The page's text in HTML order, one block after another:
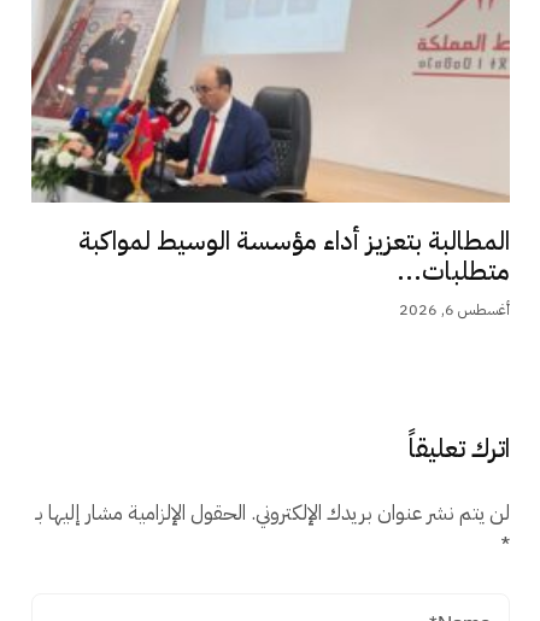
المطالبة بتعزيز أداء مؤسسة الوسيط لمواكبة
متطلبات...
أغسطس 6, 2026
اترك تعليقاً
لن يتم نشر عنوان بريدك الإلكتروني. الحقول الإلزامية مشار إليها بـ
*